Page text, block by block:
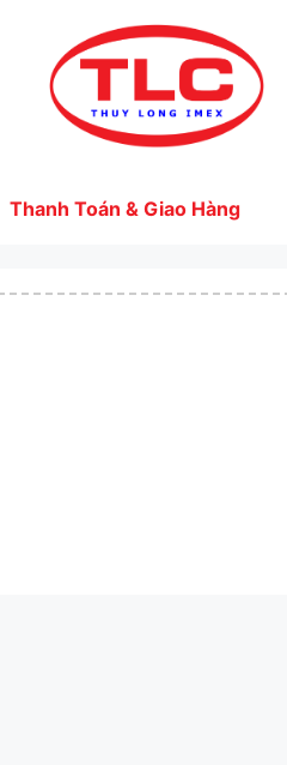
Thanh Toán & Giao Hàng